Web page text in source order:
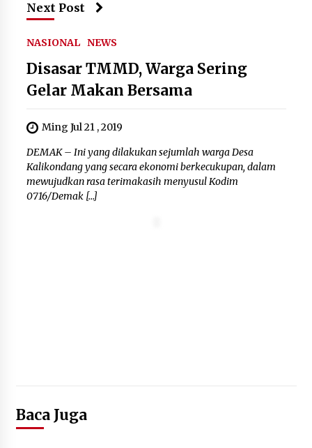
Registrasi Indonesia Sports Summit
2026 Resmi Dibuka, Siap Hadirkan
Pengalaman Beyond the Game
8 Agustus 2026
Timnas Indonesia Diharapkan
Bangkit Usai Takluk dari Vietnam di
Piala AFF 2026
Next Post
NASIONAL NEWS
Disasar TMMD, Warga Sering
Gelar Makan Bersama
Ming Jul 21 , 2019
DEMAK – Ini yang dilakukan sejumlah warga Desa
Kalikondang yang secara ekonomi berkecukupan, dalam
mewujudkan rasa terimakasih menyusul Kodim
0716/Demak […]
Baca Juga